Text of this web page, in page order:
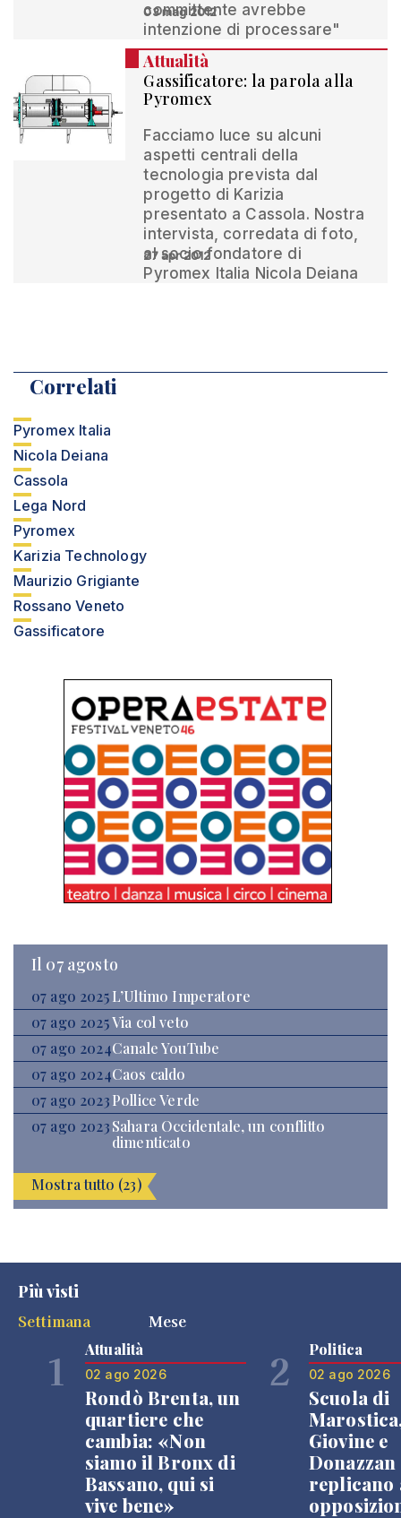
committente avrebbe
intenzione di processare"
03 mag 2012
Attualità
Gassificatore: la parola alla
Pyromex
Facciamo luce su alcuni
aspetti centrali della
tecnologia prevista dal
progetto di Karizia
presentato a Cassola. Nostra
intervista, corredata di foto,
al socio fondatore di
Pyromex Italia Nicola Deiana
27 apr 2012
Correlati
Pyromex Italia
Nicola Deiana
Cassola
Lega Nord
Pyromex
Karizia Technology
Maurizio Grigiante
Rossano Veneto
Gassificatore
Il 07 agosto
07 ago 2025 L’Ultimo Imperatore
07 ago 2025Via col veto
07 ago 2024Canale YouTube
07 ago 2024Caos caldo
07 ago 2023Pollice Verde
07 ago 2023Sahara Occidentale, un conflitto
dimenticato
Mostra tutto (23)
Più visti
Settimana
Mese
1 Attualità
02 ago 2026
Rondò Brenta, un
quartiere che
cambia: «Non
siamo il Bronx di
Bassano, qui si
vive bene»
2 Politica
02 ago 2026
Scuola di
Giovine e
Donazzan
replicano